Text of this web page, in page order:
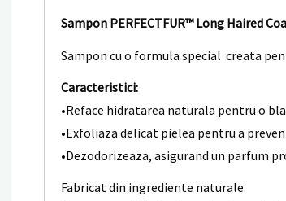
Sampon PERFECTFUR™ Long Haired
Sampon cu o formula special creata
Caracteristici:
•Reface hidratarea naturala pentru o
•Exfoliaza delicat pielea pentru a
•Dezodorizeaza, asigurand un parfum
Fabricat din ingrediente naturale.